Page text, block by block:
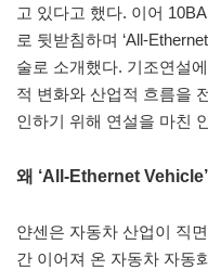
고 있다고 했다. 이어
로 뒷받침하며 ‘All-
술로 소개했다. 기조연설
적 변화와 산업적 흐름을
인하기 위해 연설을 마친
왜 ‘All-Ethernet
얀센은 자동차 산업이 직
간 이어져 온 자동차 자동